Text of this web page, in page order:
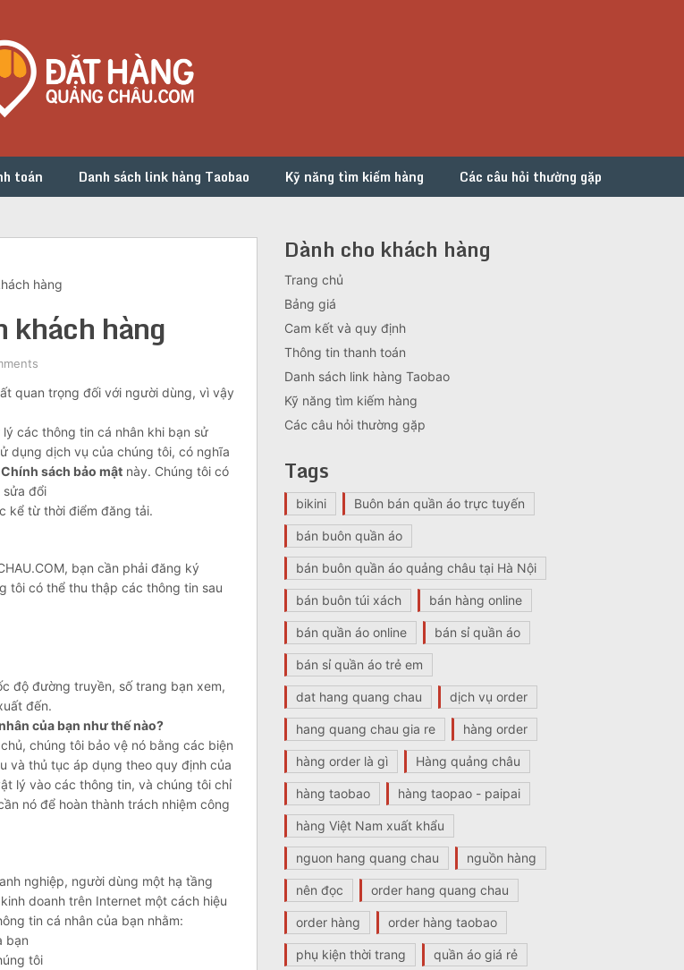
toán Danh sách link hàng Taobao Kỹ năng tìm kiếm hàng Các câu hỏi thường gặp
hàng
khách hàng
quan trọng đối với người dùng, vì vậy
các thông tin cá nhân khi bạn sử
dụng dịch vụ của chúng tôi, có nghĩa
Chính sách bảo mật này. Chúng tôi có
sửa đổi
kể từ thời điểm đăng tải.
bạn cần phải đăng ký
tôi có thể thu thập các thông tin sau
độ đường truyền, số trang bạn xem,
đến.
của bạn như thế nào?
chúng tôi bảo vệ nó bằng các biện
và thủ tục áp dụng theo quy định của
lý vào các thông tin, và chúng tôi chỉ
nó để hoàn thành trách nhiệm công
nghiệp, người dùng một hạ tầng
doanh trên Internet một cách hiệu
tin cá nhân của bạn nhằm:
bạn
tôi
Dành cho khách hàng
Trang chủ
Bảng giá
Cam kết và quy định
Thông tin thanh toán
Danh sách link hàng Taobao
Kỹ năng tìm kiếm hàng
Các câu hỏi thường gặp
Tags
bikini Buôn bán quần áo trực tuyến
bán buôn quần áo
bán buôn quần áo quảng châu tại Hà Nội
bán buôn túi xách bán hàng online
bán quần áo online bán sỉ quần áo
bán sỉ quần áo trẻ em
dat hang quang chau dịch vụ order
hang quang chau gia re hàng order
hàng order là gì Hàng quảng châu
hàng taobao hàng taopao - paipai
hàng Việt Nam xuất khẩu
nguon hang quang chau nguồn hàng
nên đọc order hang quang chau
order hàng order hàng taobao
phụ kiện thời trang quần áo giá rẻ